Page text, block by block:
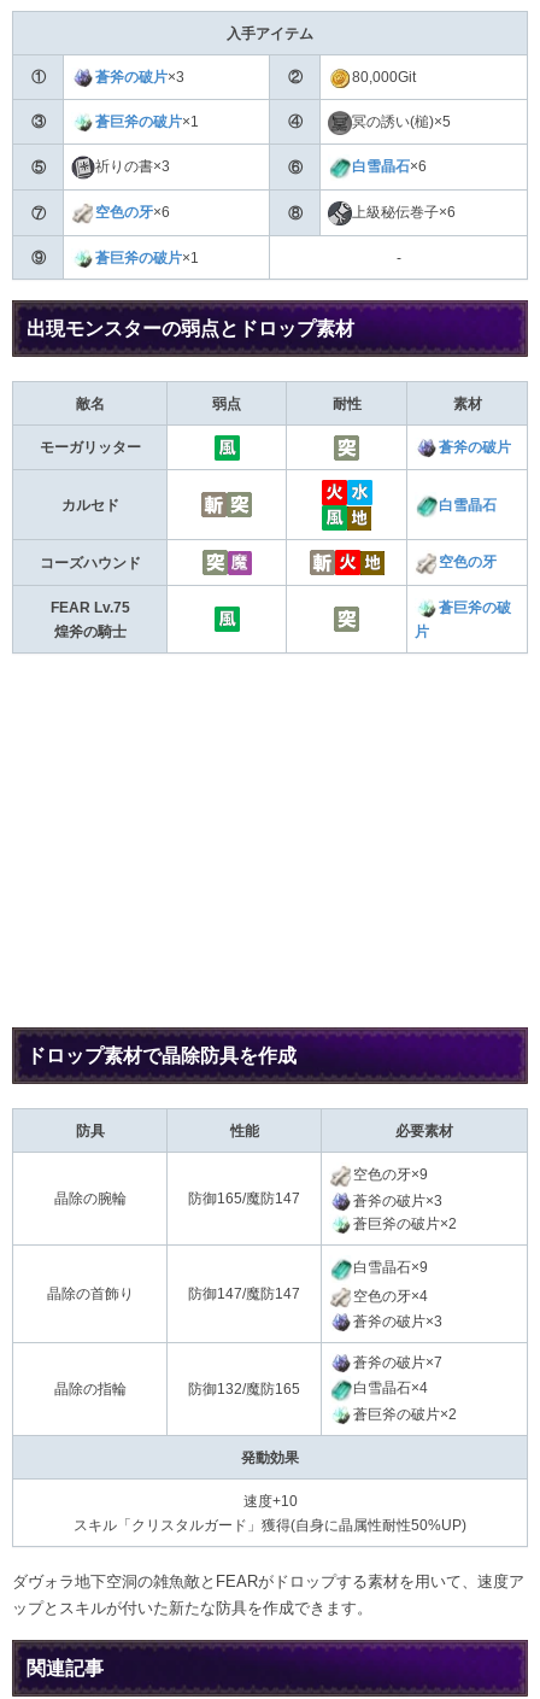
入手アイテム
① 蒼斧の破片×3 ② 80,000Git
③ 蒼巨斧の破片×1 ④ 冥の誘い(槌)×5
⑤ 祈りの書×3 ⑥ 白雪晶石×6
⑦ 空色の牙×6 ⑧ 上級秘伝巻子×6
⑨ 蒼巨斧の破片×1 -
出現モンスターの弱点とドロップ素材
敵名 弱点 耐性 素材
モーガリッター 蒼斧の破片
カルセド 白雪晶石
コーズハウンド 空色の牙
FEAR Lv.75
煌斧の騎士
蒼巨斧の破
片
ドロップ素材で晶除防具を作成
防具 性能 必要素材
晶除の腕輪 防御165/魔防147
空色の牙×9
蒼斧の破片×3
蒼巨斧の破片×2
晶除の首飾り 防御147/魔防147
白雪晶石×9
空色の牙×4
蒼斧の破片×3
晶除の指輪 防御132/魔防165
蒼斧の破片×7
白雪晶石×4
蒼巨斧の破片×2
発動効果
速度+10
スキル「クリスタルガード」獲得(自身に晶属性耐性50%UP)
ダヴォラ地下空洞の雑魚敵とFEARがドロップする素材を用いて、速度ア
ップとスキルが付いた新たな防具を作成できます。
関連記事